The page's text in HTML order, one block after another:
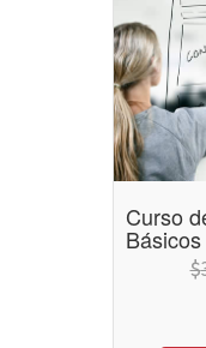
Curso
Básicos
$